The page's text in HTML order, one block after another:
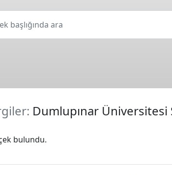
başlığında ara
Dumlupınar
bulundu.